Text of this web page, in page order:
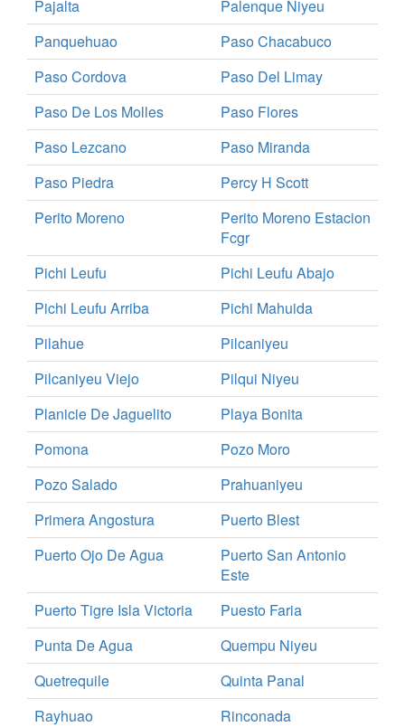
Pajalta
Palenque Niyeu
Panquehuao
Paso Chacabuco
Paso Cordova
Paso Del Limay
Paso De Los Molles
Paso Flores
Paso Lezcano
Paso Miranda
Paso Piedra
Percy H Scott
Perito Moreno
Perito Moreno Estacion
Fcgr
Pichi Leufu
Pichi Leufu Abajo
Pichi Leufu Arriba
Pichi Mahuida
Pilahue
Pilcaniyeu
Pilcaniyeu Viejo
Pilqui Niyeu
Planicie De Jaguelito
Playa Bonita
Pomona
Pozo Moro
Pozo Salado
Prahuaniyeu
Primera Angostura
Puerto Blest
Puerto Ojo De Agua
Puerto San Antonio
Este
Puerto Tigre Isla Victoria
Puesto Faria
Punta De Agua
Quempu Niyeu
Quetrequile
Quinta Panal
Rayhuao
Rinconada